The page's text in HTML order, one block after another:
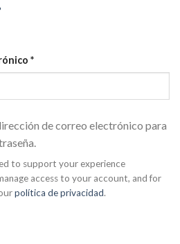
*
de correo electrónico para
to support your experience
access to your account, and for
política de privacidad.